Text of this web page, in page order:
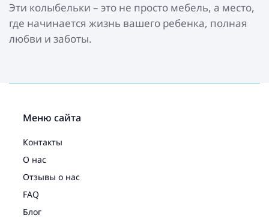
Эти колыбельки – это не просто мебель, а место,
где начинается жизнь вашего ребенка, полная
любви и заботы.
Меню сайта
Контакты
О нас
Отзывы о нас
FAQ
Блог